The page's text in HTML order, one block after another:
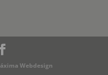
Webdesign